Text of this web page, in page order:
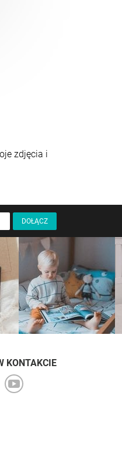
zdjęcia i
KONTAKCIE